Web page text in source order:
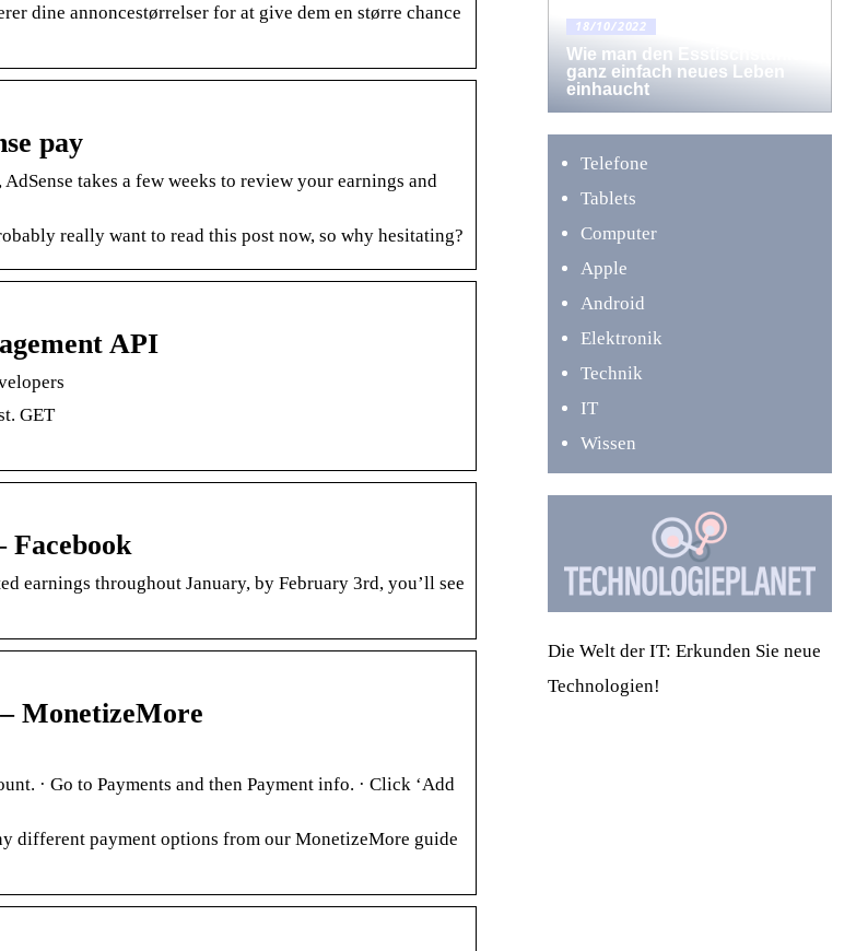
dine annoncestørrelser for at give dem en større chance
pay
takes a few weeks to review your earnings and
really want to read this post now, so why hesitating?
API
GET
Facebook
earnings throughout January, by February 3rd, you’ll see
MonetizeMore
· Go to Payments and then Payment info. · Click ‘Add
different payment options from our MonetizeMore guide
18/10/2022
Wie man den Esstischstühlen
ganz einfach neues Leben
einhaucht
Telefone
Tablets
Computer
Apple
Android
Elektronik
Technik
IT
Wissen
Die Welt der IT: Erkunden Sie neue
Technologien!